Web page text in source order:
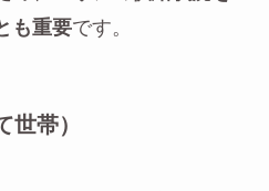
も重要です。
世帯）